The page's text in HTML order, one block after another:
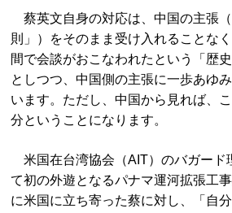
蔡英文自身の対応は、中国の主張
則」）をそのまま受け入れることな
間で会談がおこなわれたという「歴
としつつ、中国側の主張に一歩あゆ
います。ただし、中国から見れば、
分ということになります。
米国在台湾協会（AIT）のバガード
て初の外遊となるパナマ運河拡張工
に米国に立ち寄った蔡に対し、「自